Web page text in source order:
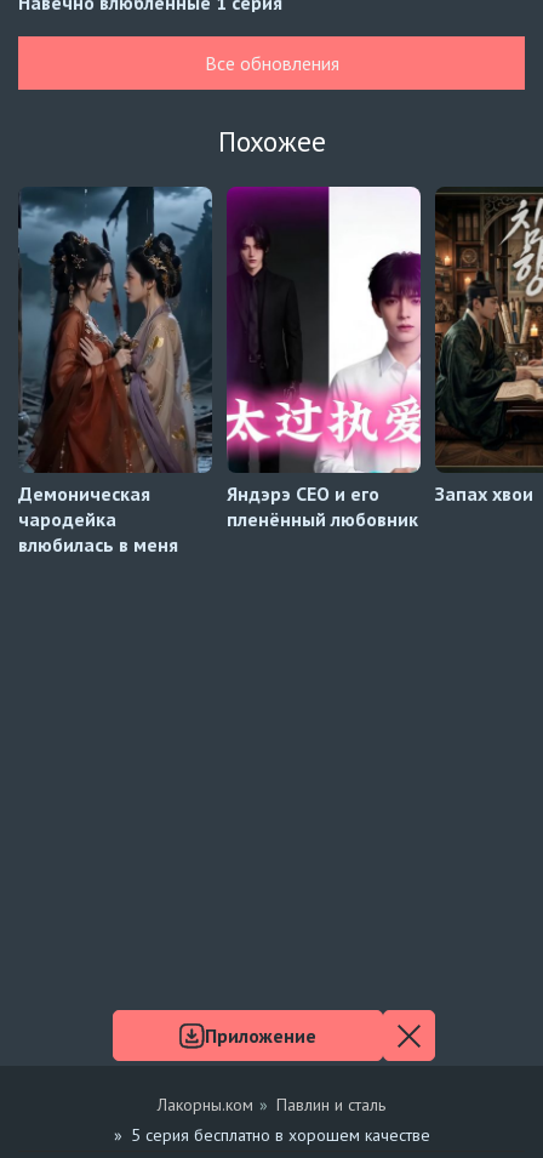
Навечно влюблённые7 серия
Русские субтитры
7 серия
Зантис, скучаю по тебе
8 серия
Превью
Зантис, скучаю по тебе
7 серия
Автосабы русские / украинские
Все обновления
Похожее
Демоническая
чародейка
влюбилась в меня
Яндэрэ CEO и его
пленённый любовник
Запах хвои
Лакорны.ком
Павлин и сталь
5 серия бесплатно в хорошем качестве
Приложение